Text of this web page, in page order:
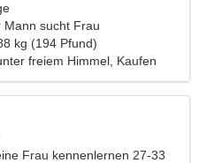
Mann sucht Frau
kg (194 Pfund)
freiem Himmel, Kaufen
Frau kennenlernen 27-33